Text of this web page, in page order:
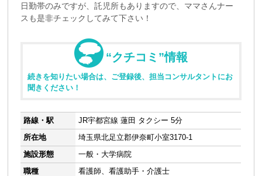
日勤帯のみですが、託児所もありますので、ママさんナー
スも是非チェックしてみて下さい！
“クチコミ”情報
続きを知りたい場合は、ご登録後、担当コンサルタントにお
聞きください！
路線・駅
JR宇都宮線 蓮田 タクシー 5分
所在地
埼玉県北足立郡伊奈町小室3170-1
施設形態
一般・大学病院
職種
看護師、看護助手・介護士